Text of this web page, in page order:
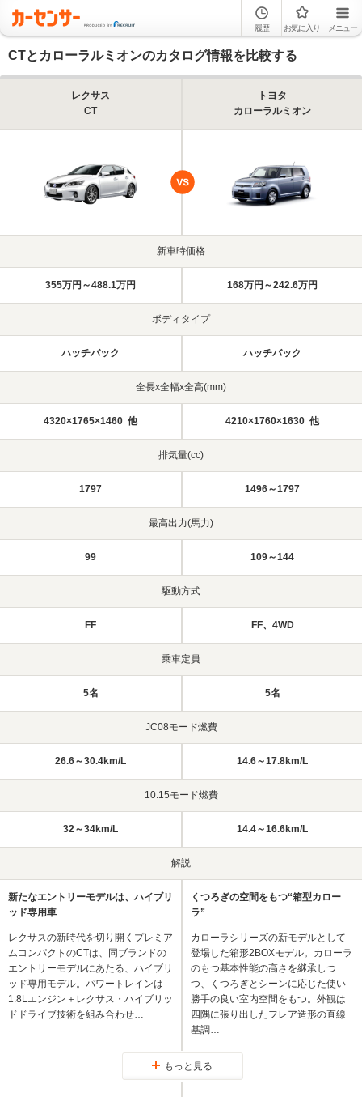
履歴 お気に入り メニュー
CTとカローラルミオンのカタログ情報を比較する
レクサス
CT
トヨタ
カローラルミオン
新車時価格
355万円～488.1万円 168万円～242.6万円
ボディタイプ
ハッチバック ハッチバック
全長x全幅x全高(mm)
4320×1765×1460 他 4210×1760×1630 他
排気量(cc)
1797 1496～1797
最高出力(馬力)
99 109～144
駆動方式
FF FF、4WD
乗車定員
5名 5名
JC08モード燃費
26.6～30.4km/L 14.6～17.8km/L
10.15モード燃費
32～34km/L 14.4～16.6km/L
解説
新たなエントリーモデルは、ハイブリ
ッド専用車
レクサスの新時代を切り開くプレミア
ムコンパクトのCTは、同ブランドの
エントリーモデルにあたる、ハイブリ
ッド専用モデル。パワートレインは
1.8Lエンジン＋レクサス・ハイブリッ
ドドライブ技術を組み合わせ…
くつろぎの空間をもつ“箱型カロー
ラ”
カローラシリーズの新モデルとして
登場した箱形2BOXモデル。カローラ
のもつ基本性能の高さを継承しつ
つ、くつろぎとシーンに応じた使い
勝手の良い室内空間をもつ。外観は
四隅に張り出したフレア造形の直線
基調…
もっと見る